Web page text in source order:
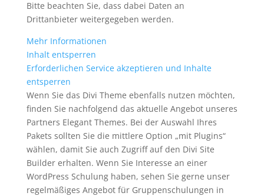
Bitte beachten Sie, dass dabei Daten an
Drittanbieter weitergegeben werden.
Mehr Informationen
Inhalt entsperren
Erforderlichen Service akzeptieren und Inhalte
entsperren
Wenn Sie das Divi Theme ebenfalls nutzen möchten,
finden Sie nachfolgend das aktuelle Angebot unseres
Partners Elegant Themes. Bei der Auswahl Ihres
Pakets sollten Sie die mittlere Option „mit Plugins“
wählen, damit Sie auch Zugriff auf den Divi Site
Builder erhalten. Wenn Sie Interesse an einer
WordPress Schulung haben, sehen Sie gerne unser
regelmäßiges Angebot für Gruppenschulungen in